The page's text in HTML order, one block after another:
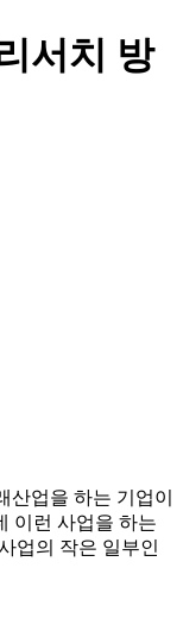
서치 방
산업을 하는 기업이
이런 사업을 하는
업의 작은 일부인